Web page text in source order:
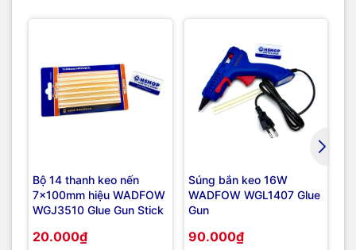
Bộ 14 thanh keo nến
7x100mm hiệu WADFOW
WGJ3510 Glue Gun Stick
20.000₫
Súng bắn keo 16W
WADFOW WGL1407 Glue
Gun
90.000₫